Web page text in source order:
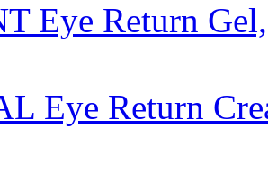
Eye Return Gel,
Eye Return